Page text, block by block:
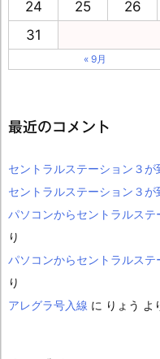
24 25 26
31
« 9月
最近のコメント
セントラルステーション３が
セントラルステーション３が
パソコンからセントラルス
り
パソコンからセントラルス
り
アレグラ号入線 に りょう よ